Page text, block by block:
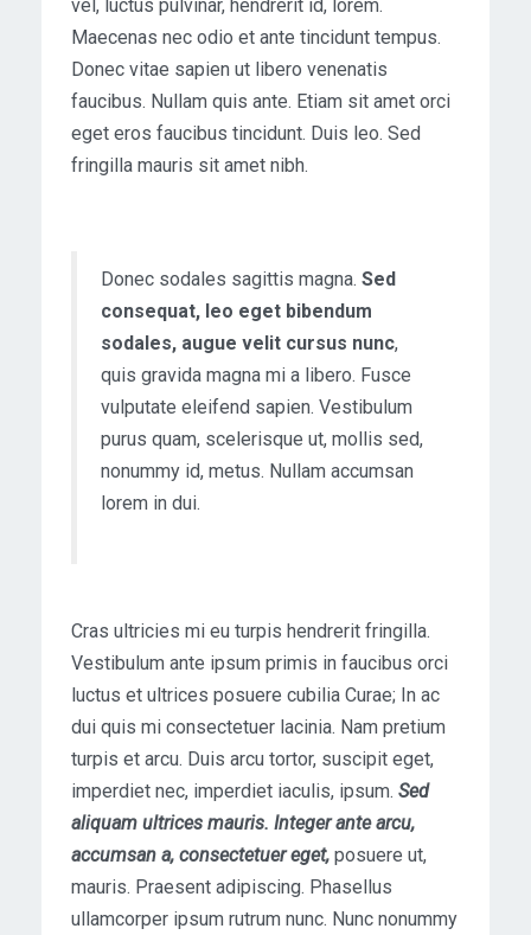
vel, luctus pulvinar, hendrerit id, lorem.
Maecenas nec odio et ante tincidunt tempus.
Donec vitae sapien ut libero venenatis
faucibus. Nullam quis ante. Etiam sit amet orci
eget eros faucibus tincidunt. Duis leo. Sed
fringilla mauris sit amet nibh.
Donec sodales sagittis magna. Sed
consequat, leo eget bibendum
sodales, augue velit cursus nunc,
quis gravida magna mi a libero. Fusce
vulputate eleifend sapien. Vestibulum
purus quam, scelerisque ut, mollis sed,
nonummy id, metus. Nullam accumsan
lorem in dui.
Cras ultricies mi eu turpis hendrerit fringilla.
Vestibulum ante ipsum primis in faucibus orci
luctus et ultrices posuere cubilia Curae; In ac
dui quis mi consectetuer lacinia. Nam pretium
turpis et arcu. Duis arcu tortor, suscipit eget,
imperdiet nec, imperdiet iaculis, ipsum. Sed
aliquam ultrices mauris. Integer ante arcu,
accumsan a, consectetuer eget, posuere ut,
mauris. Praesent adipiscing. Phasellus
ullamcorper ipsum rutrum nunc. Nunc nonummy